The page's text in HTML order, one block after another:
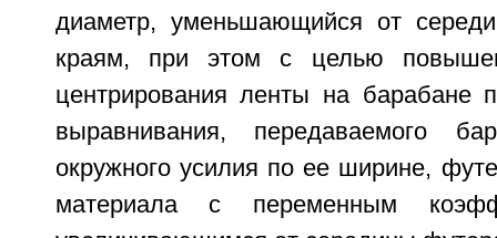
диаметр, уменьшающийся от
краям, при этом с целью
центрирования ленты на барабане
выравнивания, передаваемого
окружного усилия по ее ширине,
материала с переменным